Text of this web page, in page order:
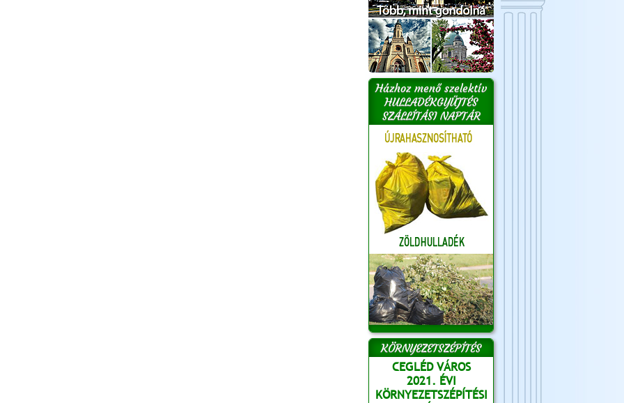
Házhoz menő szelektív
HULLADÉKGYŰJTÉS
SZÁLLÍTÁSI NAPTÁR
KÖRNYEZETSZÉPÍTÉS
CEGLÉD VÁROS
2021. ÉVI
KÖRNYEZETSZÉPÍTÉSI